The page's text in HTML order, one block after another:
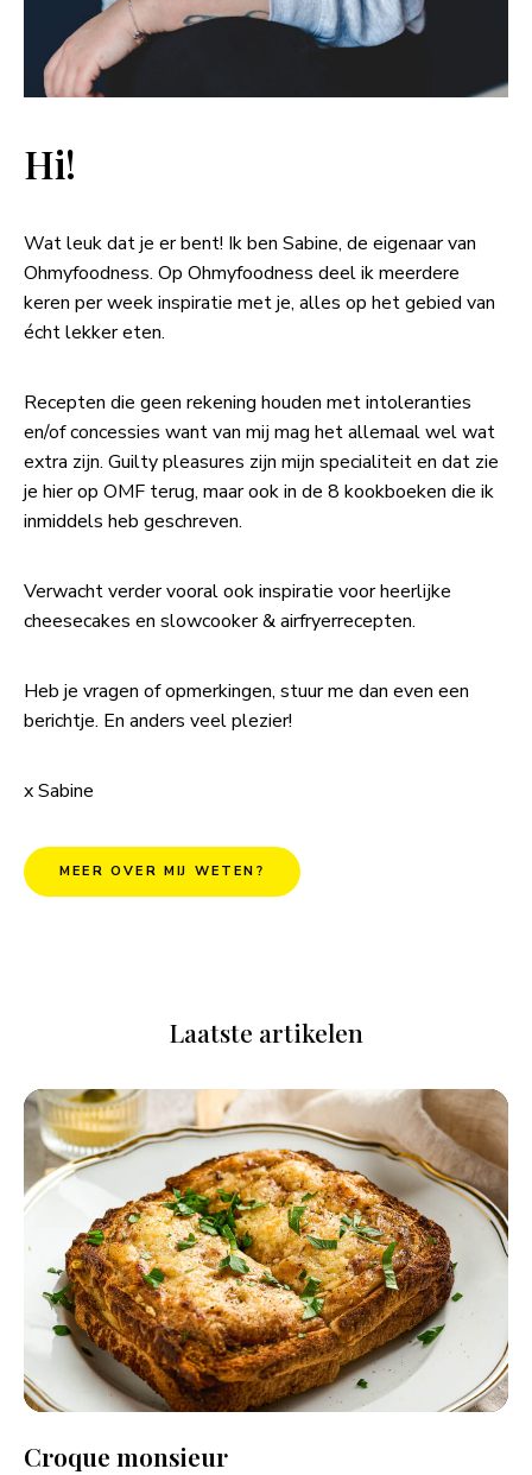
Hi!
Wat leuk dat je er bent! Ik ben Sabine, de eigenaar van
Ohmyfoodness. Op Ohmyfoodness deel ik meerdere
keren per week inspiratie met je, alles op het gebied van
écht lekker eten.
Recepten die geen rekening houden met intoleranties
en/of concessies want van mij mag het allemaal wel wat
extra zijn. Guilty pleasures zijn mijn specialiteit en dat zie
je hier op OMF terug, maar ook in de 8 kookboeken die ik
inmiddels heb geschreven.
Verwacht verder vooral ook inspiratie voor heerlijke
cheesecakes en slowcooker & airfryerrecepten.
Heb je vragen of opmerkingen, stuur me dan even een
berichtje. En anders veel plezier!
x Sabine
MEER OVER MIJ WETEN?
Laatste artikelen
Croque monsieur